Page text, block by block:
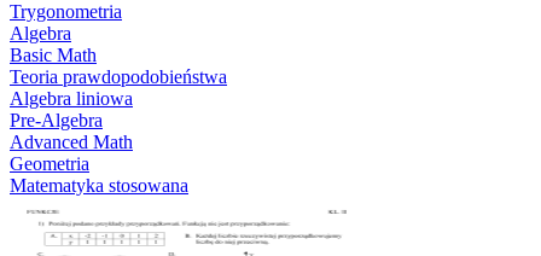
Trygonometria
Algebra
Basic Math
Teoria prawdopodobieństwa
Algebra liniowa
Pre-Algebra
Advanced Math
Geometria
Matematyka stosowana